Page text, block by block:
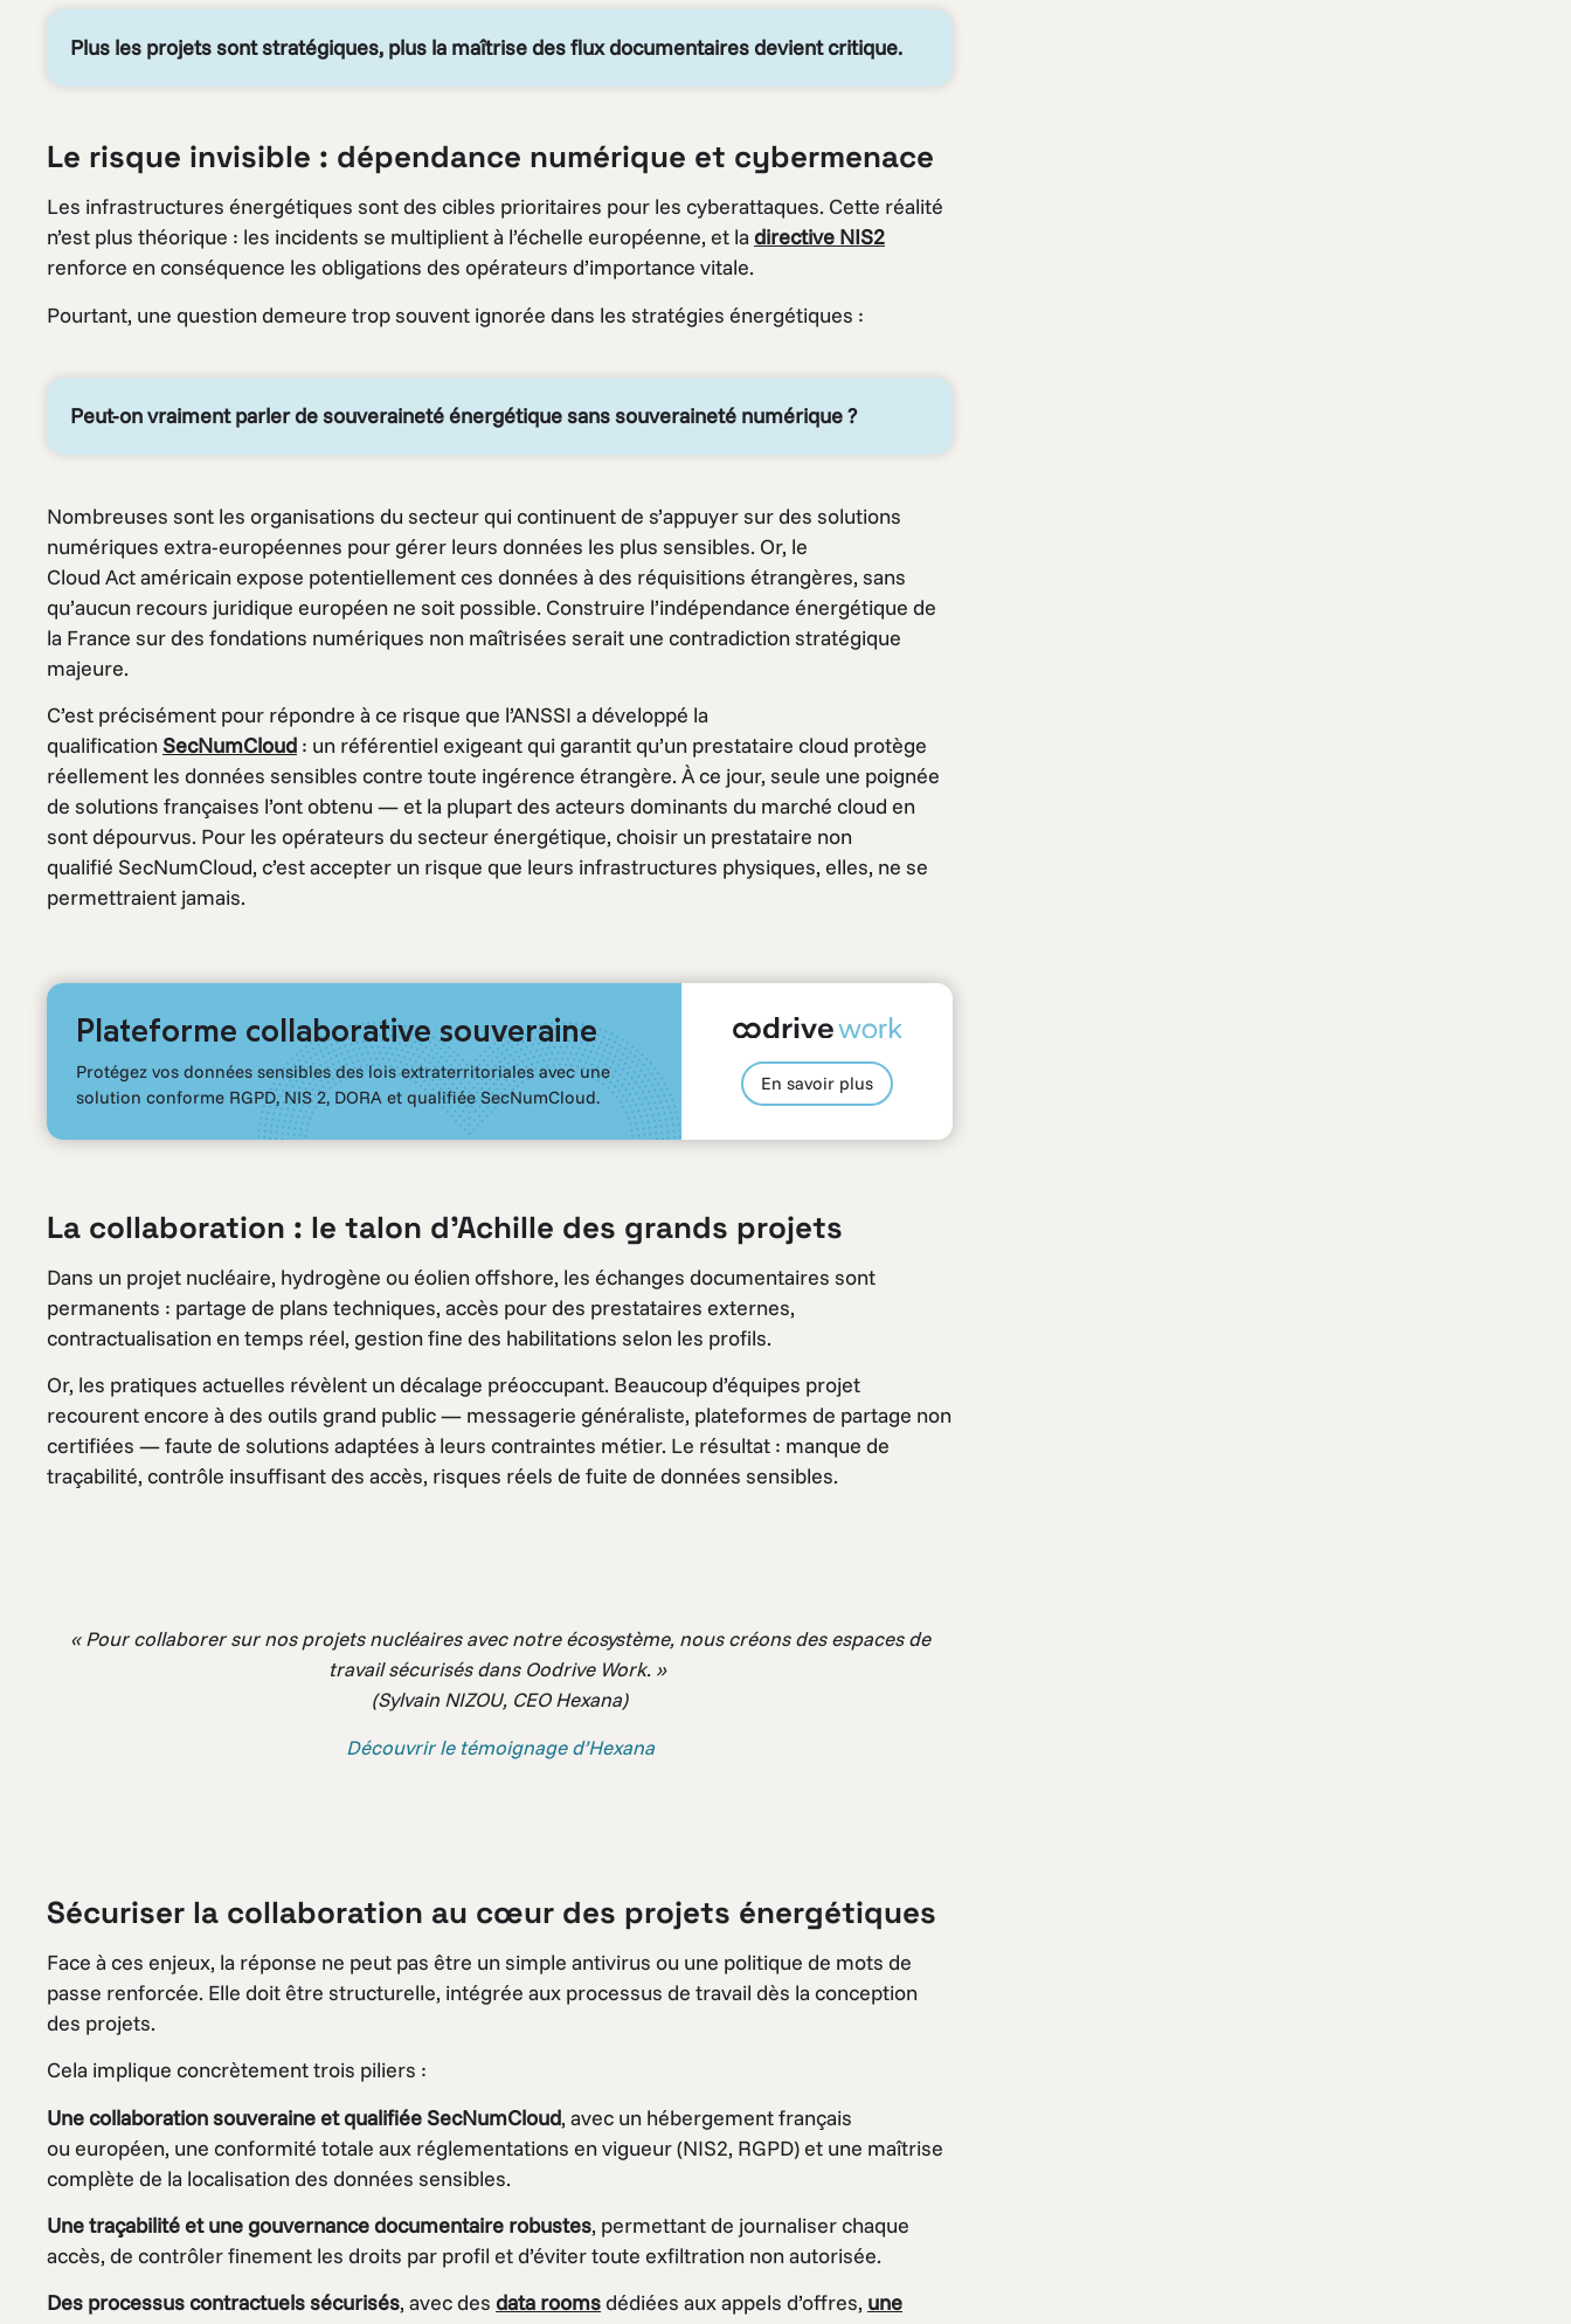
Plus les projets sont stratégiques, plus la maîtrise des flux documentaires devient critique.
Le risque invisible : dépendance numérique et cybermenace
Les infrastructures énergétiques sont des cibles prioritaires pour les cyberattaques. Cette réalité
n’est plus théorique : les incidents se multiplient à l’échelle européenne, et la directive NIS2
renforce en conséquence les obligations des opérateurs d’importance vitale.
Pourtant, une question demeure trop souvent ignorée dans les stratégies énergétiques :
Peut-on vraiment parler de souveraineté énergétique sans souveraineté numérique ?
Nombreuses sont les organisations du secteur qui continuent de s’appuyer sur des solutions
numériques extra-européennes pour gérer leurs données les plus sensibles. Or, le
Cloud Act américain expose potentiellement ces données à des réquisitions étrangères, sans
qu’aucun recours juridique européen ne soit possible. Construire l’indépendance énergétique de
la France sur des fondations numériques non maîtrisées serait une contradiction stratégique
majeure.
C’est précisément pour répondre à ce risque que l’ANSSI a développé la
qualification SecNumCloud : un référentiel exigeant qui garantit qu’un prestataire cloud protège
réellement les données sensibles contre toute ingérence étrangère. À ce jour, seule une poignée
de solutions françaises l’ont obtenu — et la plupart des acteurs dominants du marché cloud en
sont dépourvus. Pour les opérateurs du secteur énergétique, choisir un prestataire non
qualifié SecNumCloud, c’est accepter un risque que leurs infrastructures physiques, elles, ne se
permettraient jamais.
Plateforme collaborative souveraine
Protégez vos données sensibles des lois extraterritoriales avec une
solution conforme RGPD, NIS 2, DORA et qualifiée SecNumCloud.
En savoir plus
La collaboration : le talon d’Achille des grands projets
Dans un projet nucléaire, hydrogène ou éolien offshore, les échanges documentaires sont
permanents : partage de plans techniques, accès pour des prestataires externes,
contractualisation en temps réel, gestion fine des habilitations selon les profils.
Or, les pratiques actuelles révèlent un décalage préoccupant. Beaucoup d’équipes projet
recourent encore à des outils grand public — messagerie généraliste, plateformes de partage non
certifiées — faute de solutions adaptées à leurs contraintes métier. Le résultat : manque de
traçabilité, contrôle insuffisant des accès, risques réels de fuite de données sensibles.
« Pour collaborer sur nos projets nucléaires avec notre écosystème, nous créons des espaces de
travail sécurisés dans Oodrive Work. »
(Sylvain NIZOU, CEO Hexana)
Découvrir le témoignage d’Hexana
Sécuriser la collaboration au cœur des projets énergétiques
Face à ces enjeux, la réponse ne peut pas être un simple antivirus ou une politique de mots de
passe renforcée. Elle doit être structurelle, intégrée aux processus de travail dès la conception
des projets.
Cela implique concrètement trois piliers :
Une collaboration souveraine et qualifiée SecNumCloud, avec un hébergement français
ou européen, une conformité totale aux réglementations en vigueur (NIS2, RGPD) et une maîtrise
complète de la localisation des données sensibles.
Une traçabilité et une gouvernance documentaire robustes, permettant de journaliser chaque
accès, de contrôler finement les droits par profil et d’éviter toute exfiltration non autorisée.
Des processus contractuels sécurisés, avec des data roomsdédiées aux appels d’offres, une